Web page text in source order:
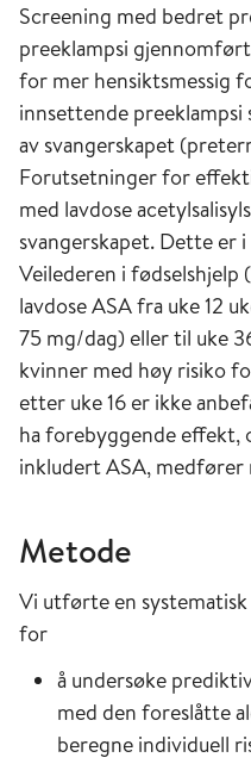
Screening med bedret
preeklampsi
for mer hensiktsmessig
innsettende
av svangerskapet
Forutsetninger for
med lavdose
svangerskapet. Dette er
Veilederen i fødselshjelp
lavdose ASA fra uke 12
75 mg/dag) eller til uke
kvinner med høy risiko
etter uke 16 er ikke
ha forebyggende effekt,
inkludert ASA,
Metode
Vi utførte en
for
å undersøke
med den foreslåtte
beregne individuell